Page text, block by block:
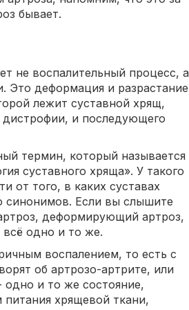
бывает.
не воспалительный процесс, а
Это деформация и разрастание
лежит суставной хрящ,
дистрофии, и последующего
термин, который называется
суставного хряща». У такого
от того, в каких суставах
синонимов. Если вы слышите
деформирующий артроз,
одно и то же.
воспалением, то есть с
об артрозо-артрите, или
одно и то же состояние,
хрящевой ткани,